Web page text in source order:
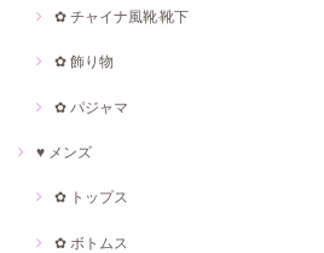
✿ チャイナ風靴·靴下
✿ 飾り物
✿ パジャマ
♥ メンズ
✿ トップス
✿ ボトムス